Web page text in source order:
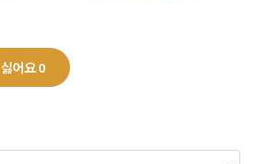
싫어요0